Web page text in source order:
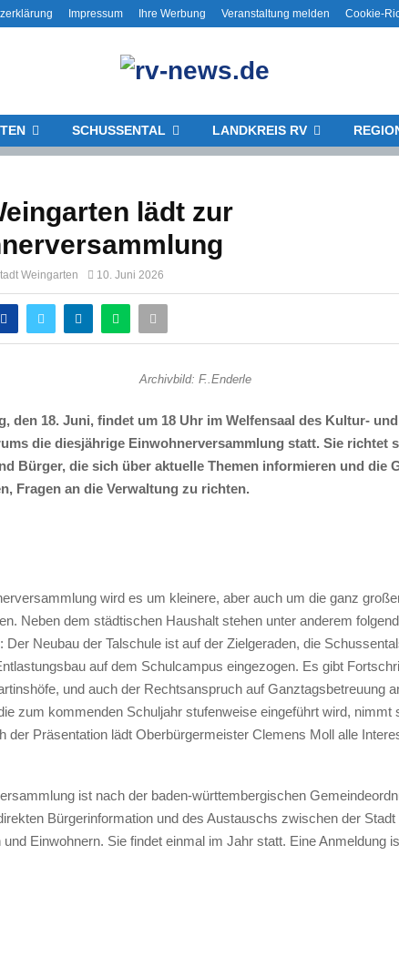
Impressum Ihre Werbung Veranstaltung melden Cookie-
SCHUSSENTAL LANDKREIS RV
lädt zur
Weingarten 10. Juni 2026
Archivbild: F..Enderle
den 18. Juni, findet um 18 Uhr im Welfensaal des Kultur- und
die diesjährige Einwohnerversammlung statt. Sie richtet
Bürger, die sich über aktuelle Themen informieren und die
Fragen an die Verwaltung zu richten.
wird es um kleinere, aber auch um die ganz
Neben dem städtischen Haushalt stehen unter anderem
Der Neubau der Talschule ist auf der Zielgeraden, die
auf dem Schulcampus eingezogen. Es gibt
und auch der Rechtsanspruch auf Ganztagsbetreuung
zum kommenden Schuljahr stufenweise eingeführt wird, nimmt
der Präsentation lädt Oberbürgermeister Clemens Moll alle
ist nach der baden-württembergischen
Bürgerinformation und des Austauschs zwischen der Stadt
und Einwohnern. Sie findet einmal im Jahr statt. Eine Anmeldung